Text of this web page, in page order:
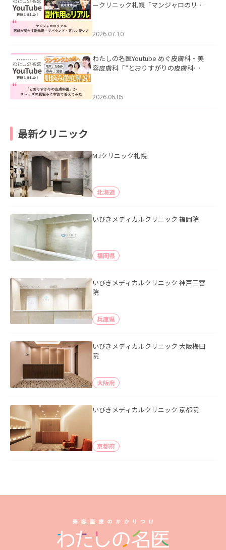
ークリニック札幌「マンジャロのリア
た。
2026.07.10
わたしの名医Youtube めぐ皮膚科・美
容皮膚科「”とおりすがりの皮膚科
2026.06.05
最新クリニック
MJクリニック札幌
北海道
いびきメディカルクリニック 福岡院
福岡県
いびきメディカルクリニック 神戸三宮
院
兵庫県
いびきメディカルクリニック 大阪梅田
院
大阪府
いびきメディカルクリニック 京都院
京都府